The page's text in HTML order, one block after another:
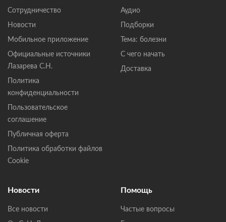
Сотрудничество
Новости
Мобильное приложение
Официальные источники
Лазарева С.Н.
Политика
конфиденциальности
Пользовательское
соглашение
Публичная оферта
Политика обработки файлов
Cookie
Аудио
Подборки
Тема: болезни
С чего начать
Доставка
Новости
Все новости
Помощь
Частые вопросы